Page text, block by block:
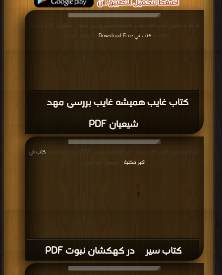
كتاب غایب همیشه غایب بررسی مهدی
شیعیان PDF
قراءة و تحميل كتاب كتاب غایب همیشه غایب بررسی مهدی شیعیان PDF مجانا |
مكتبة > كتب في Download Free | التحميل : مرة/مرات
كتاب سیری در کهکشان نبوت PDF
قراءة و تحميل كتاب كتاب سیری در کهکشان نبوت PDF مجانا | مكتبة >
كتب في
اكبر مكتبة
| التحميل : مرة/مرات